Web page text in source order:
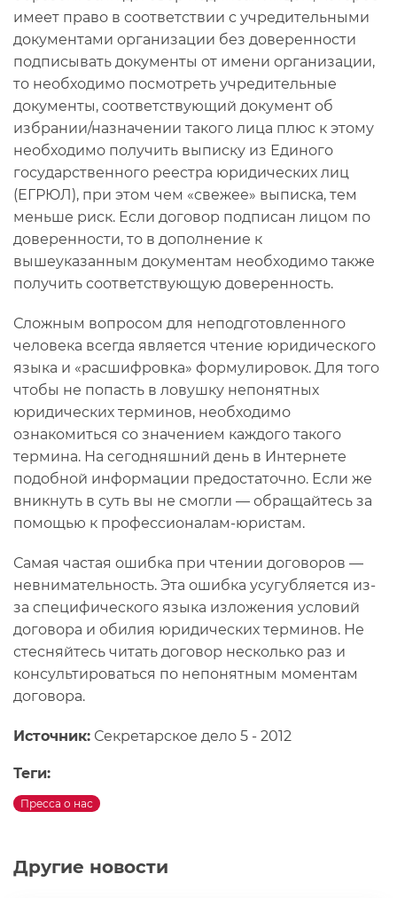
Другие новости
имеет право в соответствии с учредительными
документами организации без доверенности
подписывать документы от имени организации,
то необходимо посмотреть учредительные
документы, соответствующий документ об
избрании/назначении такого лица плюс к этому
необходимо получить выписку из Единого
государственного реестра юридических лиц
(ЕГРЮЛ), при этом чем «свежее» выписка, тем
меньше риск. Если договор подписан лицом по
доверенности, то в дополнение к
вышеуказанным документам необходимо также
получить соответствующую доверенность.
Сложным вопросом для неподготовленного
человека всегда является чтение юридического
языка и «расшифровка» формулировок. Для того
чтобы не попасть в ловушку непонятных
юридических терминов, необходимо
ознакомиться со значением каждого такого
термина. На сегодняшний день в Интернете
подобной информации предостаточно. Если же
вникнуть в суть вы не смогли — обращайтесь за
помощью к профессионалам-юристам.
Самая частая ошибка при чтении договоров —
невнимательность. Эта ошибка усугубляется из-
за специфического языка изложения условий
договора и обилия юридических терминов. Не
стесняйтесь читать договор несколько раз и
консультироваться по непонятным моментам
договора.
Источник: Секретарское дело 5 - 2012
Теги:
Пресса о нас